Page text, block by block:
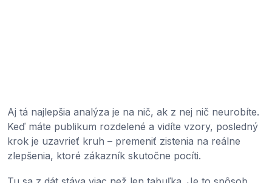
Aj tá najlepšia analýza je na nič, ak z nej nič neurobíte.
Keď máte publikum rozdelené a vidíte vzory, posledný
krok je uzavrieť kruh – premeniť zistenia na reálne
zlepšenia, ktoré zákazník skutočne pocíti.